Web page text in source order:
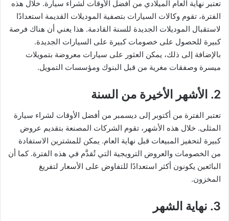
تعتبر نهاية العام الميلادي من أفضل الأوقات لشراء سيارة. خلال هذه
الفترة، تقوم وكالات السيارات بتصفية الموديلات القديمة استعدادًا
لاستقبال الموديلات الجديدة للسنة القادمة. هذا يعني أن هناك فرصة
كبيرة للحصول على خصومات كبيرة على السيارات الجديدة.
بالإضافة إلى ذلك، يمكن العثور على سيارات معروضة بتمويلات
ميسرة وصفقات مغرية من قبل البنوك ومؤسسات التمويل.
2. الأشهر الأخيرة من السنة
تعتبر الفترة من أكتوبر إلى ديسمبر من أفضل الأوقات لشراء سيارة
المثلى. خلال هذه الأشهر، تقوم الشركات المصنعة بتقديم عروض
كبيرة لتحفيز المبيعات قبل نهاية العام. يمكن للمشترين الاستفادة
من الخصومات والعروض الترويجية التي تُقدَّم في هذه الفترة. كما أن
البائعين يكونون أكثر استعدادًا للتفاوض على الأسعار لتفريغ
المخزون.
3. نهاية الشهر